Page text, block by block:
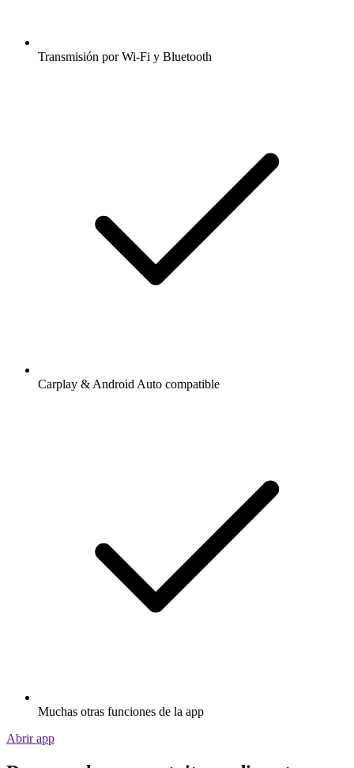
Transmisión por Wi-Fi y Bluetooth
Carplay & Android Auto compatible
Muchas otras funciones de la app
Abrir app